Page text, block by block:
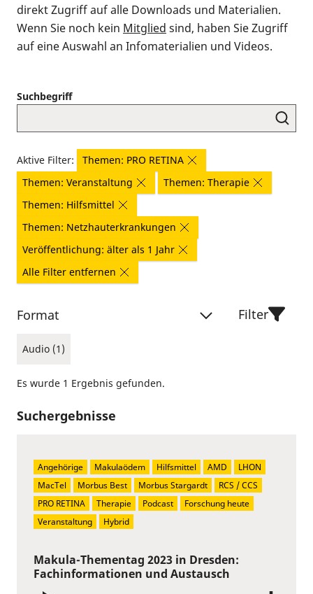
direkt Zugriff auf alle Downloads und Materialien.
Wenn Sie noch kein Mitglied sind, haben Sie Zugriff
auf eine Auswahl an Infomaterialien und Videos.
Suchbegriff
Aktive Filter:
Themen: PRO RETINA
Themen: Veranstaltung
Themen: Therapie
Themen: Hilfsmittel
Themen: Netzhauterkrankungen
Veröffentlichung: älter als 1 Jahr
Alle Filter entfernen
Format
Audio (1)
Filter
Es wurde 1 Ergebnis gefunden.
Suchergebnisse
Makula-Thementag 2023 in Dresden:
Fachinformationen und Austausch
Angehörige Makulaödem Hilfsmittel AMD
LHON
MacTel
Morbus Best Morbus Stargardt
RCS / CCS
PRO RETINA
Therapie Podcast
Forschung heute
Veranstaltung
Hybrid